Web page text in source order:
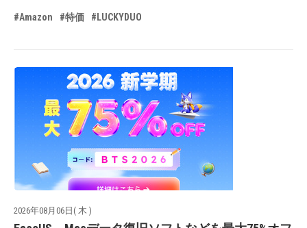
#Amazon #特価 #LUCKYDUO
2026年08月06日( 木 )